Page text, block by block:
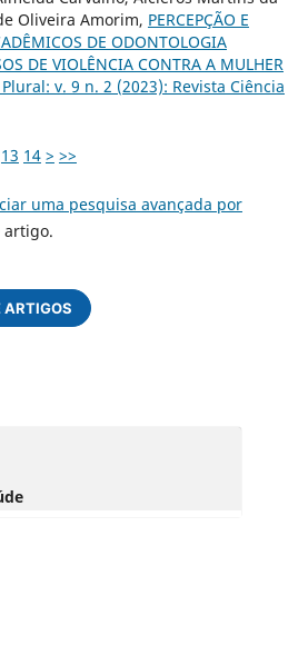
Oliveira Amorim, PERCEPÇÃO E
DE ODONTOLOGIA
DE VIOLÊNCIA CONTRA A MULHER
v. 9 n. 2 (2023): Revista Ciência
13 14 > >>
uma pesquisa avançada por